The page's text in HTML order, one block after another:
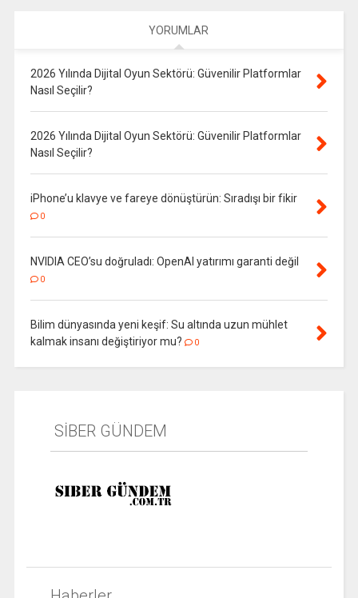
YORUMLAR
2026 Yılında Dijital Oyun Sektörü: Güvenilir Platformlar
Nasıl Seçilir?
2026 Yılında Dijital Oyun Sektörü: Güvenilir Platformlar
Nasıl Seçilir?
iPhone’u klavye ve fareye dönüştürün: Sıradışı bir fikir
0
NVIDIA CEO’su doğruladı: OpenAI yatırımı garanti değil
0
Bilim dünyasında yeni keşif: Su altında uzun mühlet
kalmak insanı değiştiriyor mu?
0
SİBER GÜNDEM